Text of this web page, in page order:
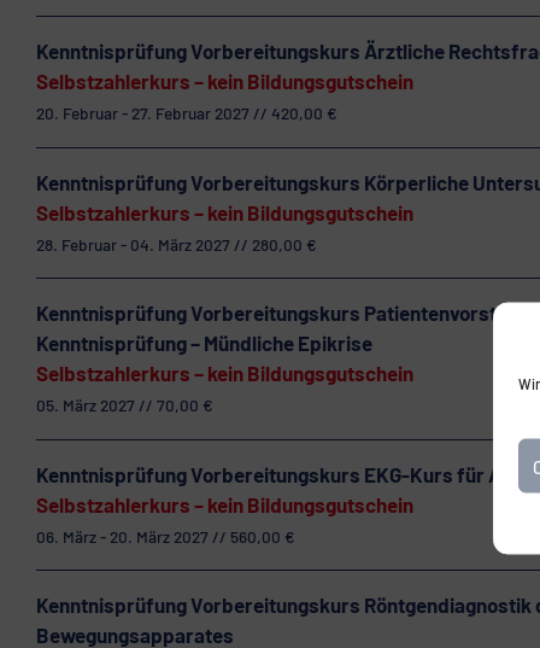
Kenntnisprüfung Vorbereitungskurs Ärztliche
Selbstzahlerkurs – kein Bildungsgutschein
20. Februar - 27. Februar 2027 // 420,00 €
Kenntnisprüfung Vorbereitungskurs Körperliche
Selbstzahlerkurs – kein Bildungsgutschein
28. Februar - 04. März 2027 // 280,00 €
Kenntnisprüfung Vorbereitungskurs
Kenntnisprüfung – Mündliche Epikrise
Selbstzahlerkurs – kein Bildungsgutschein
05. März 2027 // 70,00 €
Kenntnisprüfung Vorbereitungskurs EKG-Kurs für
Selbstzahlerkurs – kein Bildungsgutschein
06. März - 20. März 2027 // 560,00 €
Kenntnisprüfung Vorbereitungskurs Röntgendiagnostik
Bewegungsapparates